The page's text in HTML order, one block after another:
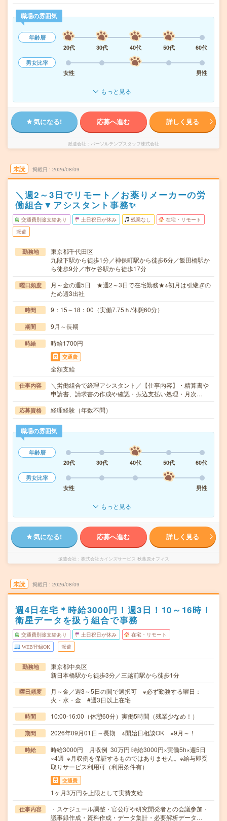
職場の雰囲気
年齢層
20代
30代 40代 50代
60代
男女比率
女性
男性
もっと見る
気になる! 応募へ進む 詳しく見る
派遣会社 パーソルテンプスタッフ株式会社
未読 掲載日 2026/08/09
＼週2～3日でリモート／お薬りメーカーの労
働組合▼アシスタント事務✨
交通費別途支給あり 土日祝日が休み 残業なし 在宅・リモート
派遣
勤務地
東京都千代田区
九段下駅から徒歩1分／神保町駅から徒歩6分／飯田橋駅か
ら徒歩9分／市ケ谷駅から徒歩17分
曜日頻度
月～金の週5日 ★週2～3日で在宅勤務★※初月は引継ぎの
ため週3出社
時間 9：15～18：00（実働7.75ｈ/休憩60分）
期間 9月～長期
時給 時給1700円
交通費
全額支給
仕事内容
＼労働組合で経理アシスタント／【仕事内容】・精算書や
申請書、請求書の作成や確認・振込支払い処理・月次…
応募資格 経理経験（年数不問）
職場の雰囲気
年齢層
20代
30代 40代 50代
60代
男女比率
女性
男性
もっと見る
気になる! 応募へ進む 詳しく見る
派遣会社 株式会社カインズサービス 秋葉原オフィス
未読 掲載日 2026/08/09
週4日在宅＊時給3000円！週3日！10～16時！
衛星データを扱う組合で事務
交通費別途支給あり 土日祝日が休み 在宅・リモート
WEB登録OK 派遣
勤務地
東京都中央区
新日本橋駅から徒歩3分／三越前駅から徒歩1分
曜日頻度
月～金／週3～5日の間で選択可 ※必ず勤務する曜日：
火・水・金 #週3日以上在宅
時間 10:00-16:00（休憩60分）実働5時間（残業少なめ！）
期間 2026年09月01日～長期 ※開始日相談OK ※9月～！
時給
時給3000円 月収例 30万円 時給3000円×実働5h×週5日
×4週 ※月収例を保証するものではありません。※給与即受
取りサービス利用可（利用条件有）
交通費
1ヶ月3万円を上限として実費支給
仕事内容
・スケジュール調整・官公庁や研究開発者との会議参加・
議事録作成・資料作成・データ集計・必要解析データ…